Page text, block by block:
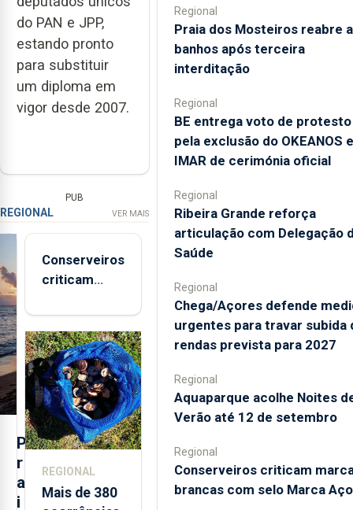
do PAN e JPP,
estando pronto
para substituir
um diploma em
vigor desde 2007.
PUB
REGIONAL VER MAIS
P
r
a
i
Conserveiros
criticam
brancas com
selo Marca
Açores
REGIONAL
Mais de 380
Regional
Praia dos Mosteiros reabre a
banhos após terceira
interditação
Regional
BE entrega voto de protesto
pela exclusão do OKEANOS e
IMAR de cerimónia oficial
Regional
Ribeira Grande reforça
articulação com Delegação
Saúde
Regional
Chega/Açores defende
urgentes para travar subida
rendas prevista para 2027
Regional
Aquaparque acolhe Noites
Verão até 12 de setembro
Regional
Conserveiros criticam
brancas com selo Marca